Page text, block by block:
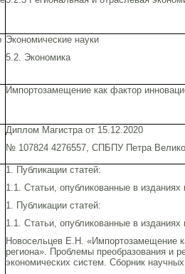
Экономические науки
5.2. Экономика
Импортозамещение как фактор
Диплом Магистра от 15.12.2020
№ 107824 4276557, СПБПУ Петра
1. Публикации статей:
1.1. Статьи, опубликованные в
1. Публикации статей:
1.1. Статьи, опубликованные в
Новосельцев Е.Н. «Импортозамещение
региона». Проблемы преобразования и
экономических систем. Сборник